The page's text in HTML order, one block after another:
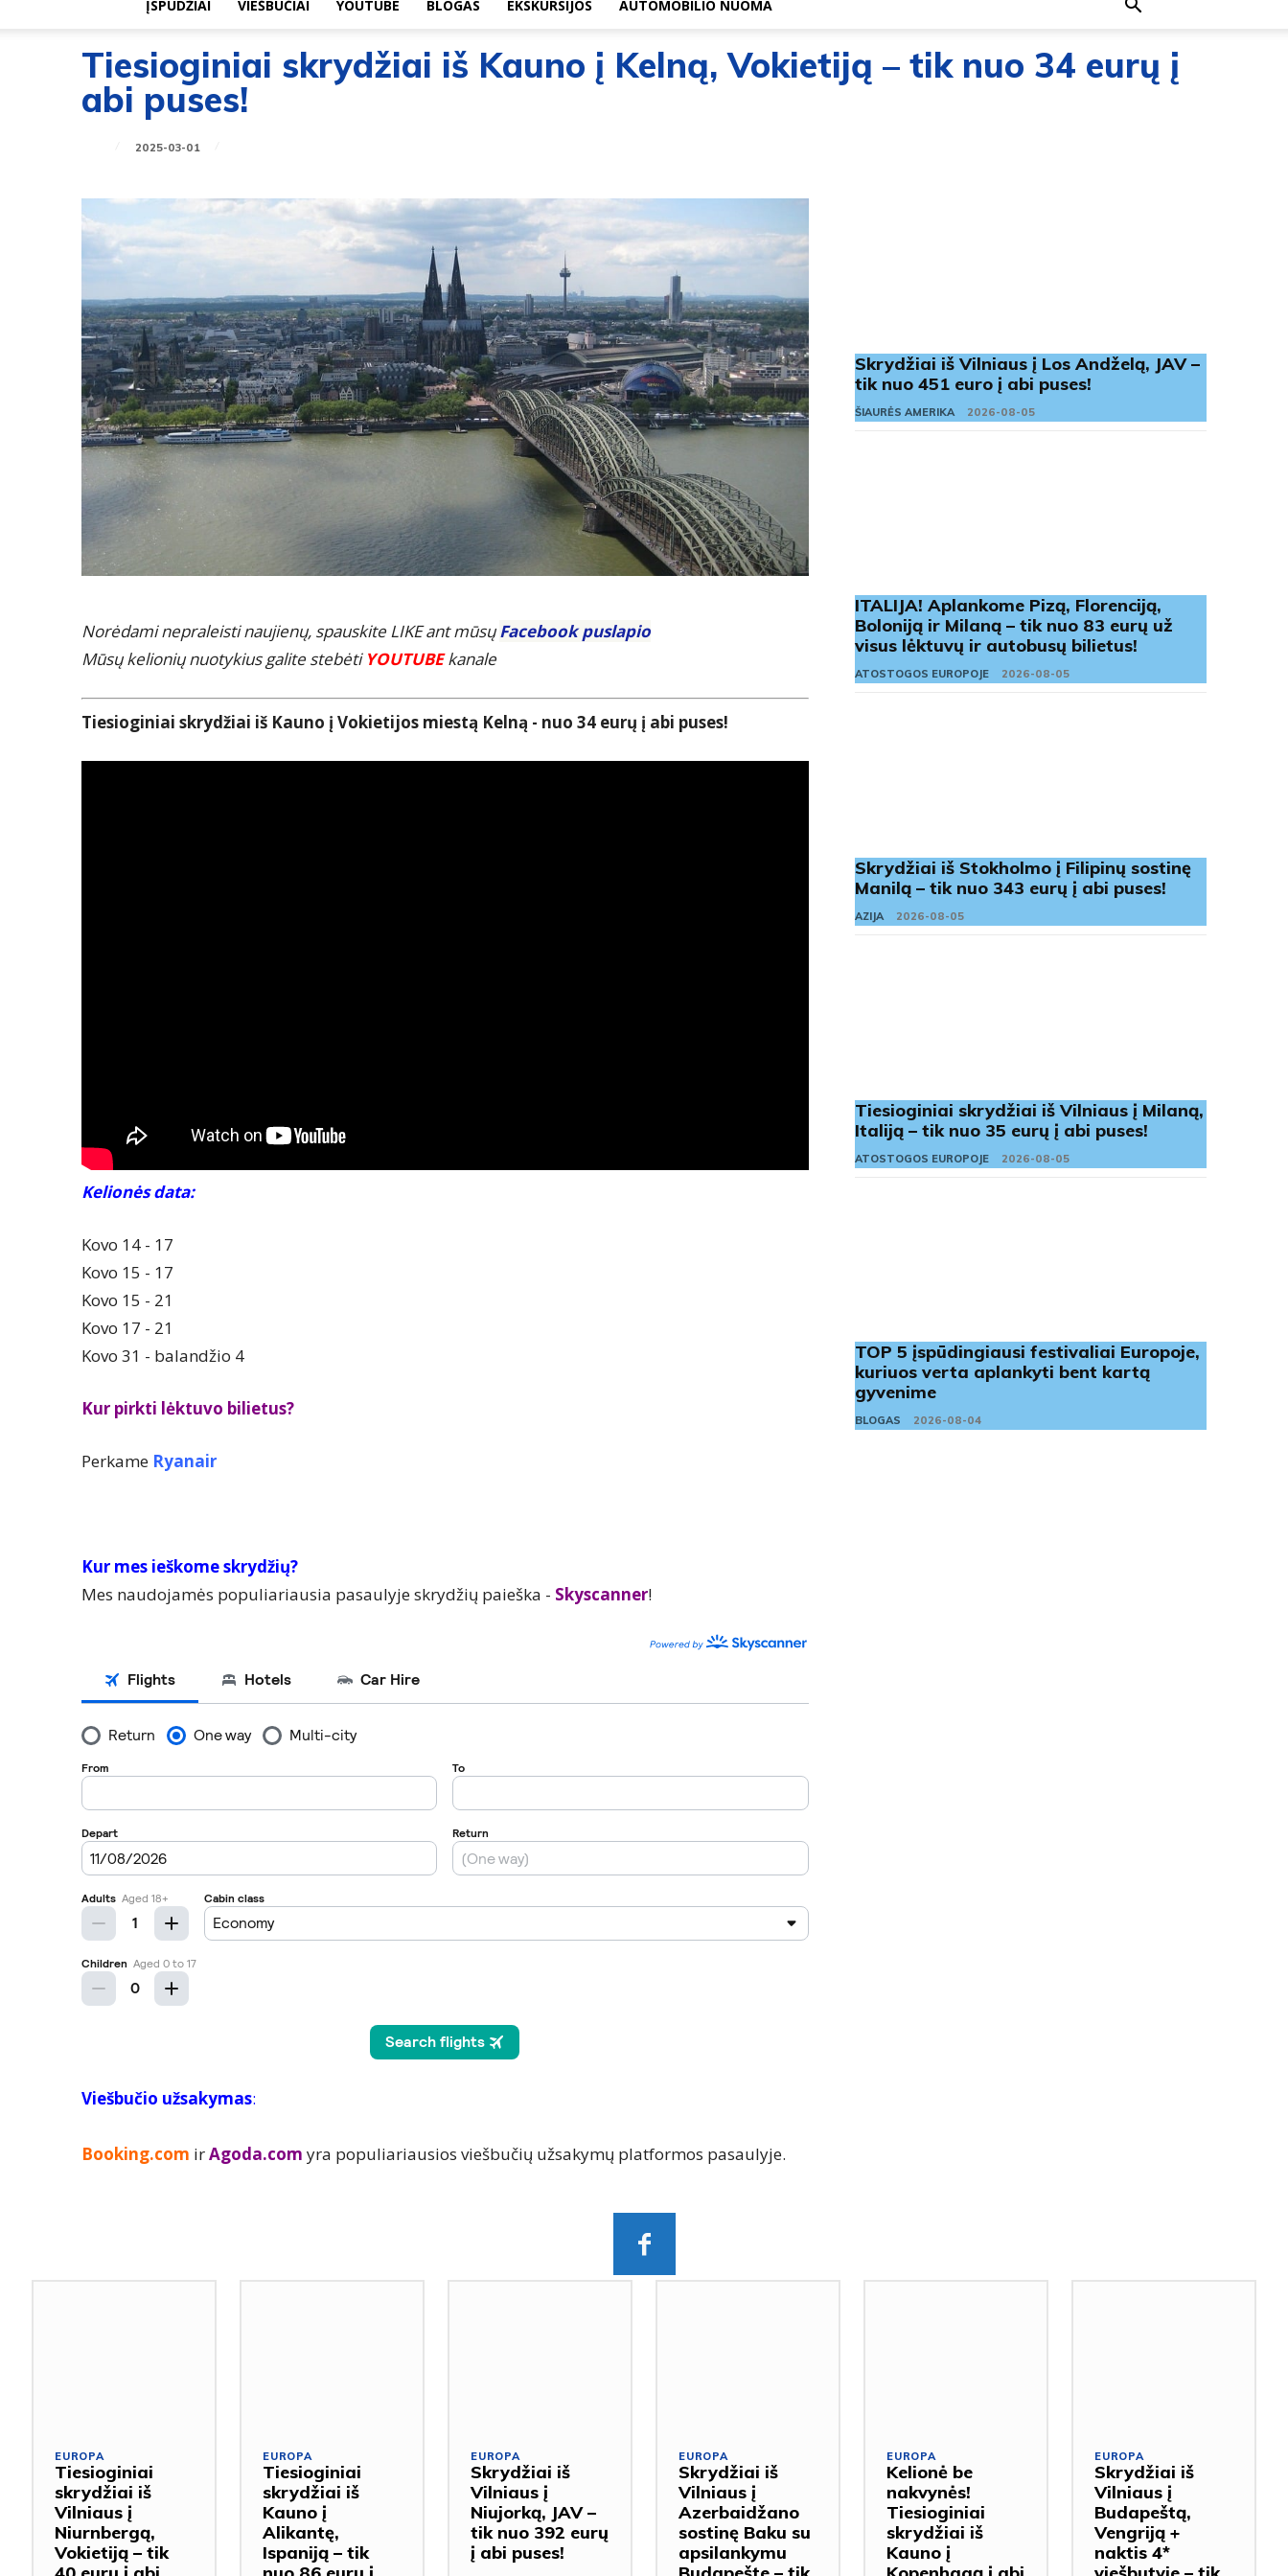
ĮSPŪDŽIAI VIEŠBUČIAI YOUTUBE BLOGAS EKSKURSIJOS AUTOMOBILIO NUOMA
Tiesioginiai skrydžiai iš Kauno į Kelną, Vokietiją – tik nuo 34 eurų į
abi puses!
2025-03-01
Norėdami nepraleisti naujienų, spauskite LIKE ant mūsųFacebook puslapio
Mūsų kelionių nuotykius galite stebėti YOUTUBEkanale
Tiesioginiai skrydžiai iš Kauno į Vokietijos miestą Kelną - nuo 34 eurų į abi puses!
Kelionės data:
Kovo 14 - 17
Kovo 15 - 17
Kovo 15 - 21
Kovo 17 - 21
Kovo 31 - balandžio 4
Kur pirkti lėktuvo bilietus?
Perkame Ryanair
Kur mes ieškome skrydžių?
Mes naudojamės populiariausia pasaulyje skrydžių paieška - Skyscanner!
Viešbučio užsakymas:
Booking.com irAgoda.com yra populiariausios viešbučių užsakymų platformos pasaulyje.
Skrydžiai iš Vilniaus į Los Andželą, JAV –
tik nuo 451 euro į abi puses!
ŠIAURĖS AMERIKA 2026-08-05
ITALIJA! Aplankome Pizą, Florenciją,
Boloniją ir Milaną – tik nuo 83 eurų už
visus lėktuvų ir autobusų bilietus!
ATOSTOGOS EUROPOJE 2026-08-05
Skrydžiai iš Stokholmo į Filipinų sostinę
Manilą – tik nuo 343 eurų į abi puses!
AZIJA 2026-08-05
Tiesioginiai skrydžiai iš Vilniaus į Milaną,
Italiją – tik nuo 35 eurų į abi puses!
ATOSTOGOS EUROPOJE 2026-08-05
TOP 5 įspūdingiausi festivaliai Europoje,
kuriuos verta aplankyti bent kartą
gyvenime
BLOGAS 2026-08-04
EUROPA
Tiesioginiai
skrydžiai iš
Vilniaus į
Niurnbergą,
Vokietiją – tik
EUROPA
Tiesioginiai
skrydžiai iš
Kauno į
Alikantę,
Ispaniją – tik
EUROPA
Skrydžiai iš
Vilniaus į
Niujorką, JAV –
tik nuo 392 eurų
į abi puses!
EUROPA
Skrydžiai iš
Vilniaus į
Azerbaidžano
sostinę Baku su
apsilankymu
EUROPA
Kelionė be
nakvynės!
Tiesioginiai
skrydžiai iš
Kauno į
EUROPA
Skrydžiai iš
Vilniaus į
Budapeštą,
Vengriją +
naktis 4*